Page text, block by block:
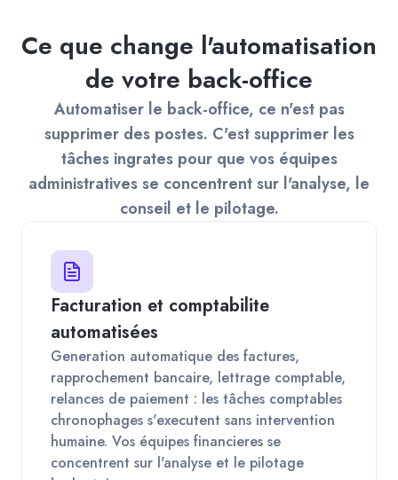
Ce que change l'automatisation
de votre back-office
Automatiser le back-office, ce n'est pas
supprimer des postes. C'est supprimer les
tâches ingrates pour que vos équipes
administratives se concentrent sur l'analyse, le
conseil et le pilotage.
Facturation et comptabilite
automatisées
Generation automatique des factures,
rapprochement bancaire, lettrage comptable,
relances de paiement : les tâches comptables
chronophages s'executent sans intervention
humaine. Vos équipes financieres se
concentrent sur l'analyse et le pilotage